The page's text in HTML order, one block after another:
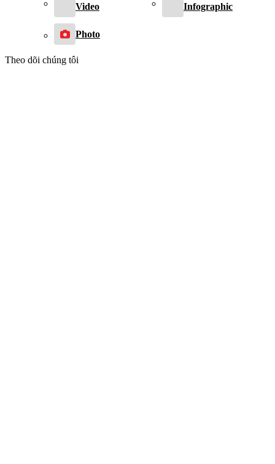
Video Infographic
Photo
Theo dõi chúng tôi